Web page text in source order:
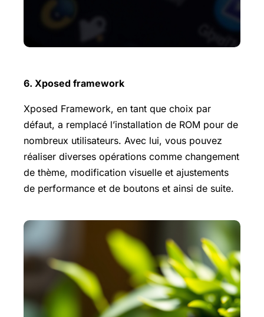
6. Xposed framework
Xposed Framework, en tant que choix par
défaut, a remplacé l’installation de ROM pour de
nombreux utilisateurs. Avec lui, vous pouvez
réaliser diverses opérations comme changement
de thème, modification visuelle et ajustements
de performance et de boutons et ainsi de suite.